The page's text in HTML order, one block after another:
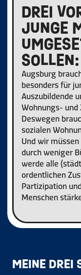
DREI
JUNGE
SOLLEN:
Augsburg
besonders für
Auszubildende
Wohnungs-
Deswegen
sozialen
Und wir
durch weniger
werde alle
ordentlichen
Partizipation
Menschen
MEINE DREI